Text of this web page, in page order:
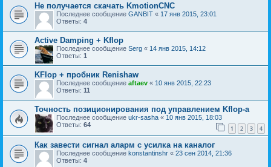
Не получается скачать KmotionCNC
Последнее сообщение GANBIT « 17 янв 2015, 23:01
Ответы: 4
Active Damping + Kflop
Последнее сообщение Serg « 14 янв 2015, 14:12
Ответы: 1
KFlop + пробник Renishaw
Последнее сообщение aftaev « 10 янв 2015, 22:23
Ответы: 11
Точность позиционирования под управлением Kflop-a
Последнее сообщение ukr-sasha « 10 янв 2015, 18:03
Ответы: 64 1 2 3 4
Как завести сигнал аларм с усилка на каналог
Последнее сообщение konstantinshr « 23 сен 2014, 21:36
Ответы: 4